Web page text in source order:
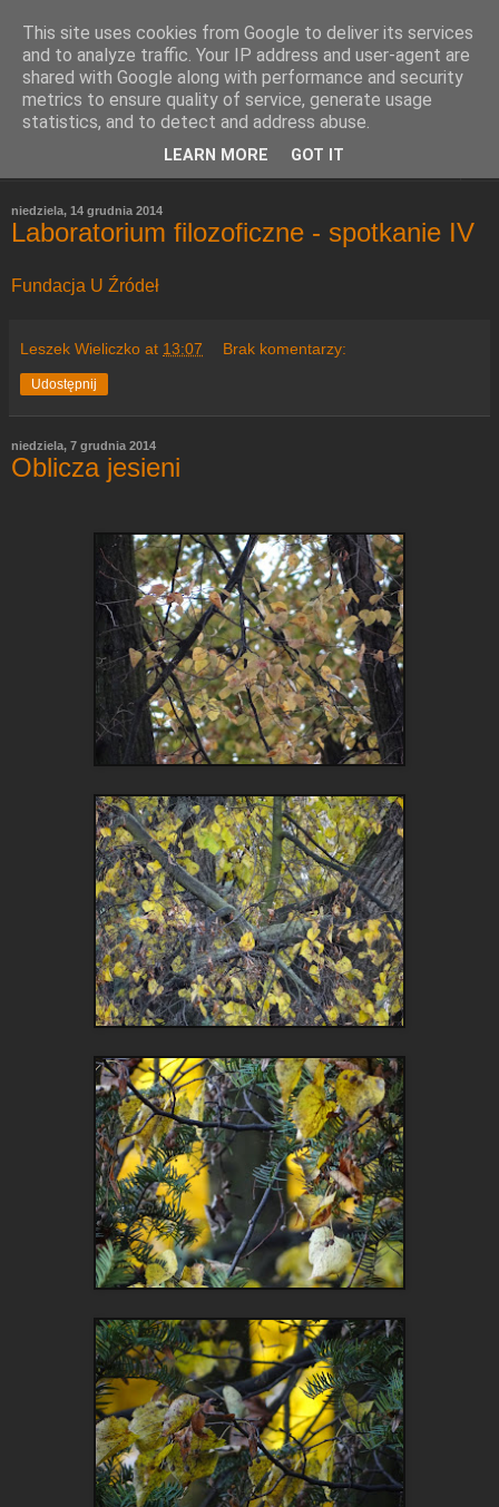
Refleksje
Leszek Wieliczko
niedziela, 14 grudnia 2014
Laboratorium filozoficzne - spotkanie IV
Fundacja U Źródeł
Leszek Wieliczko at 13:07 Brak komentarzy:
Udostępnij
niedziela, 7 grudnia 2014
Oblicza jesieni
This site uses cookies from Google to deliver its services
and to analyze traffic. Your IP address and user-agent are
shared with Google along with performance and security
metrics to ensure quality of service, generate usage
statistics, and to detect and address abuse.
LEARN MORE GOT IT